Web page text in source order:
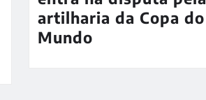
artilharia da Copa do
Mundo